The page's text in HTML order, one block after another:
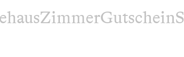
ZimmerGutschein